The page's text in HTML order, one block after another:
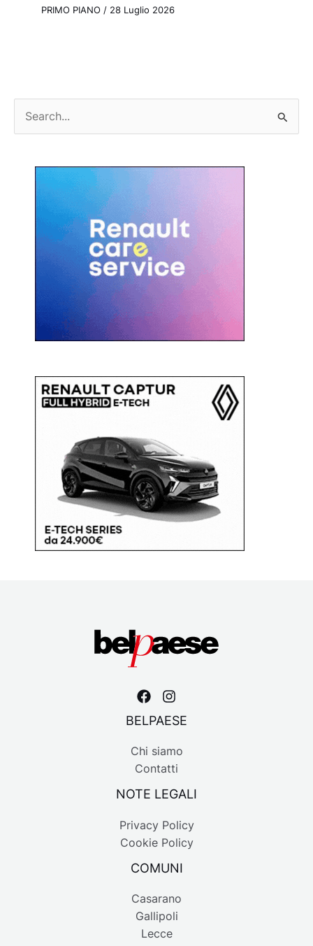
PRIMO PIANO / 28 Luglio 2026
BELPAESE
Chi siamo
Contatti
NOTE LEGALI
Privacy Policy
Cookie Policy
COMUNI
Casarano
Gallipoli
Lecce